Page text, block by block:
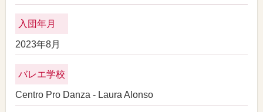
入団年月
2023年8月
バレエ学校
Centro Pro Danza - Laura Alonso